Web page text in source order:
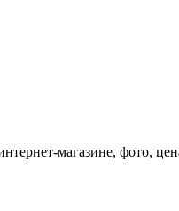
магазине, фото,